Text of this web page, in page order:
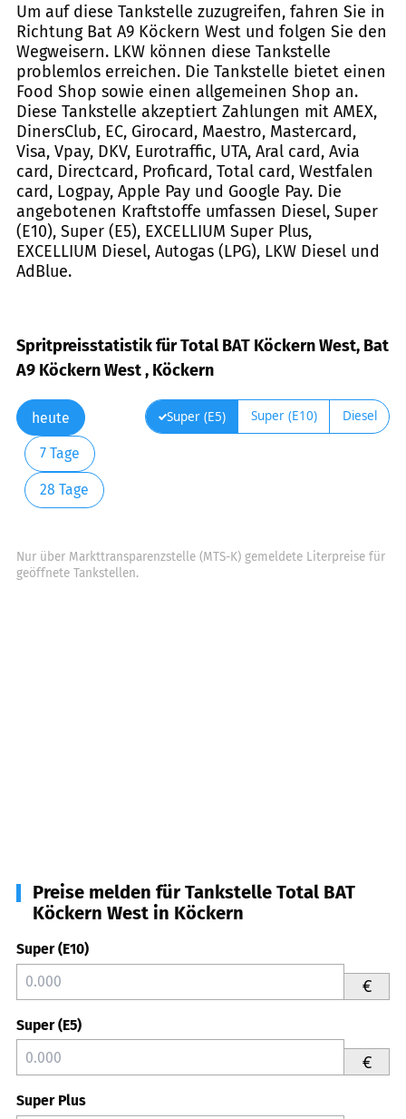
Um auf diese Tankstelle zuzugreifen, fahren Sie in
Richtung Bat A9 Köckern West und folgen Sie den
Wegweisern. LKW können diese Tankstelle
problemlos erreichen. Die Tankstelle bietet einen
Food Shop sowie einen allgemeinen Shop an.
Diese Tankstelle akzeptiert Zahlungen mit AMEX,
DinersClub, EC, Girocard, Maestro, Mastercard,
Visa, Vpay, DKV, Eurotraffic, UTA, Aral card, Avia
card, Directcard, Proficard, Total card, Westfalen
card, Logpay, Apple Pay und Google Pay. Die
angebotenen Kraftstoffe umfassen Diesel, Super
(E10), Super (E5), EXCELLIUM Super Plus,
EXCELLIUM Diesel, Autogas (LPG), LKW Diesel und
AdBlue.
Spritpreisstatistik für Total BAT Köckern West, Bat
A9 Köckern West , Köckern
heute
7 Tage
28 Tage
Super (E5) Super (E10) Diesel
Nur über Markttransparenzstelle (MTS-K) gemeldete Literpreise für
geöffnete Tankstellen.
Preise melden für Tankstelle Total BAT
Köckern West in Köckern
Super (E10)
€
Super (E5)
€
Super Plus